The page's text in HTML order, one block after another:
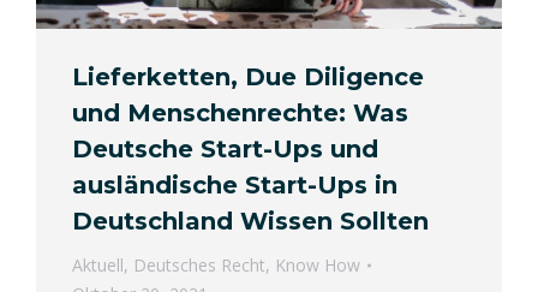
Lieferketten, Due Diligence
und Menschenrechte: Was
Deutsche Start-Ups und
ausländische Start-Ups in
Deutschland Wissen Sollten
Aktuell, Deutsches Recht, Know How